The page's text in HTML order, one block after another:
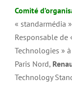
Comité
« standarmédia
Responsable de
Technologies »
Paris Nord,
Technology